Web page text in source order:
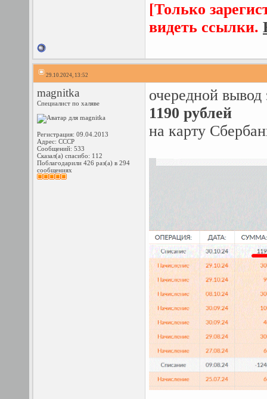
[Только
видеть ссылки.
29.10.2024, 13:52
magnitka
Специалист по халяве
Регистрация: 09.04.2013
Адрес: СССР
Сообщений: 533
Сказал(а) спасибо: 112
Поблагодарили 426 раз(а) в 294
сообщениях
очередной
1190 рублей
на карту